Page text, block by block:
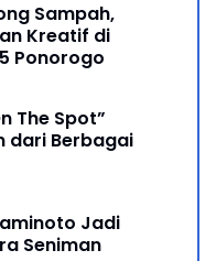
Sampah,
Kreatif di
Ponorogo
The Spot”
dari Berbagai
Jadi
Seniman